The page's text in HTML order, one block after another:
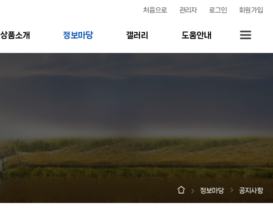
처음으로 관리자 로그인 회원가입
상품소개 정보마당 갤러리 도움안내
정보마당 공지사항